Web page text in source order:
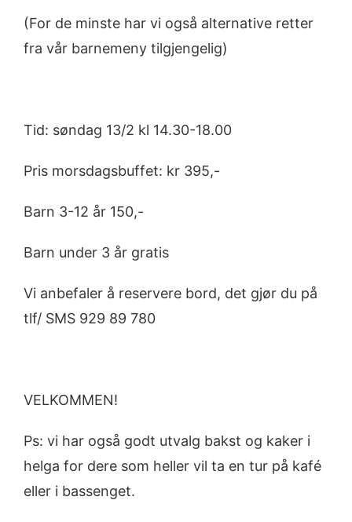
(For de minste har vi også alternative retter
fra vår barnemeny tilgjengelig)
Tid: søndag 13/2 kl 14.30-18.00
Pris morsdagsbuffet: kr 395,-
Barn 3-12 år 150,-
Barn under 3 år gratis
Vi anbefaler å reservere bord, det gjør du på
tlf/ SMS 929 89 780
VELKOMMEN!
Ps: vi har også godt utvalg bakst og kaker i
helga for dere som heller vil ta en tur på kafé
eller i bassenget.